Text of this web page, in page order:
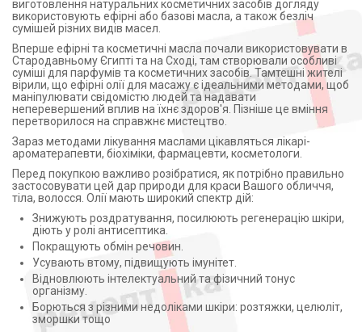
виготовлення натуральних косметичних засобів догляду
використовують ефірні або базові масла, а також безліч
сумішей різних видів масел.
Вперше ефірні та косметичні масла почали використовувати в
Стародавньому Єгипті та на Сході, там створювали особливі
суміші для парфумів та косметичних засобів. Тамтешні жителі
вірили, що ефірні олії для масажу є ідеальними методами, щоб
маніпулювати свідомістю людей та надавати
неперевершений вплив на їхнє здоров'я. Пізніше це вміння
перетворилося на справжнє мистецтво.
Зараз методами лікування маслами цікавляться лікарі-
ароматерапевти, біохіміки, фармацевти, косметологи.
Перед покупкою важливо розібратися, як потрібно правильно
застосовувати цей дар природи для краси Вашого обличчя,
тіла, волосся. Олії мають широкий спектр дій:
Знижують роздратування, посилюють регенерацію шкіри,
діють у ролі антисептика.
Покращують обмін речовин.
Усувають втому, підвищують імунітет.
Відновлюють інтелектуальний та фізичний тонус
організму.
Борються з різними недоліками шкіри: розтяжки, целюліт,
зморшки тощо